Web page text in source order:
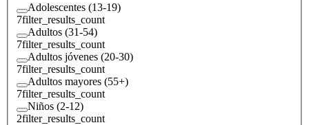
Adolescentes (13-19)
7filter_results_count
Adultos (31-54)
7filter_results_count
Adultos jóvenes (20-30)
7filter_results_count
Adultos mayores (55+)
7filter_results_count
Niños (2-12)
2filter_results_count